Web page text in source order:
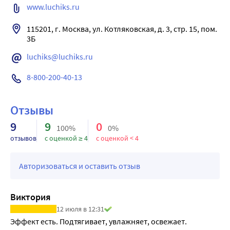
www.luchiks.ru
115201, г. Москва, ул. Котляковcкая, д. 3, стр. 15, пом.
3Б
luchiks@luchiks.ru
8-800-200-40-13
Отзывы
9
отзывов
9 100%
с оценкой ≥ 4
0 0%
с оценкой < 4
Авторизоваться и оставить отзыв
Виктория
12 июля в 12:31
Эффект есть. Подтягивает, увлажняет, освежает.